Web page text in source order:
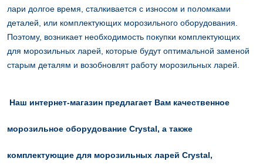
лари долгое время, сталкивается с износом и поломками
деталей, или комплектующих морозильного оборудования.
Поэтому, возникает необходимость покупки комплектующих
для морозильных ларей, которые будут оптимальной заменой
старым деталям и возобновлят работу морозильных ларей.
Наш интернет-магазин предлагает Вам качественное
морозильное оборудование Crystal, а также
комплектующие для морозильных ларей Crystal,